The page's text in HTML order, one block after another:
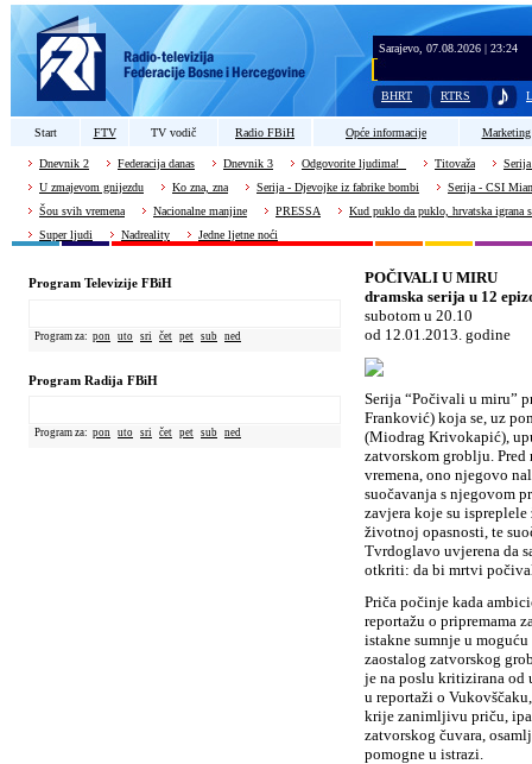
Sarajevo, 07.08.2026 | 23:24
BHRT RTRS
Start FTV TV vodič Radio FBiH Opće informacije Marketing
Dnevnik 2 Federacija danas Dnevnik 3 Odgovorite ljudima! Titovaža
U zmajevom gnijezdu
Ko zna, zna Serija - Djevojke iz fabrike bombi
Serija - CSI
Šou svih vremena
Nacionalne manjine PRESSA
Kud puklo da puklo, hrvatska igrana
Super ljudi
Nadreality Jedne ljetne noći
Program Televizije FBiH
Program za: pon uto sri čet pet sub ned
Program Radija FBiH
Program za: pon uto sri čet pet sub ned
POČIVALI U MIRU
dramska serija u 12
subotom u 20.10
od 12.01.2013. godine
Serija “Počivali u miru”
Franković) koja se, uz
(Miodrag Krivokapić),
zatvorskom groblju.
vremena, ono njegovo
suočavanja s njegovom
zavjera koje su
životnoj opasnosti, te
Tvrdoglavo uvjerena da
otkriti: da bi mrtvi
Priča počinje kada
reportažu o pripremama
istakne sumnje u
zaostalog zatvorskog
je na poslu kritizirana od
u reportaži o
krije zanimljivu priču,
zatvorskog čuvara,
pomogne u istrazi.